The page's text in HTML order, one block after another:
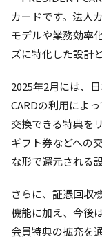
カードです。法人
モデルや業務効率
ズに特化した設計
2025年2月には、
CARDの利用によ
交換できる特典を
ギフト券などへの
な形で還元される
さらに、証憑回収
機能に加え、今後
会員特典の拡充を